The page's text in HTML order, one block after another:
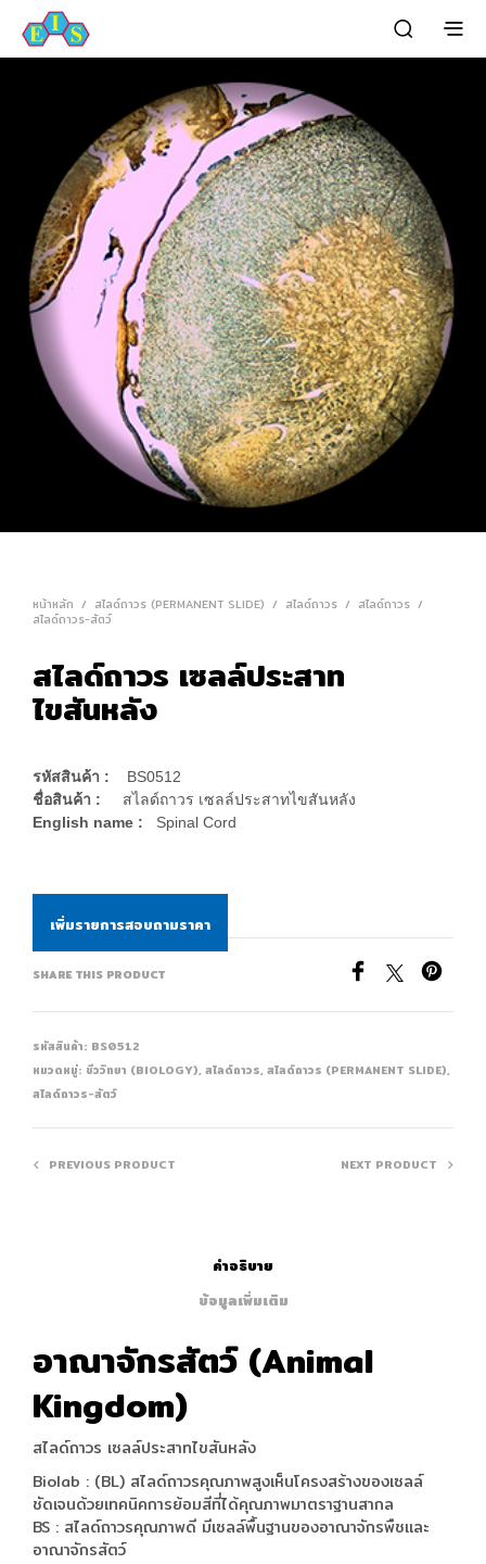
หน้าหลัก / สไลด์ถาวร (PERMANENT SLIDE) / สไลด์ถาวร / สไลด์ถาวร /
สไลด์ถาวร-สัตว์
สไลด์ถาวร เซลล์ประสาท
ไขสันหลัง
รหัสสินค้า : BS0512
ชื่อสินค้า : สไลด์ถาวร เซลล์ประสาทไขสันหลัง
English name :
Spinal Cord
เพิ่มรายการสอบถามราคา
SHARE THIS PRODUCT
รหัสสินค้า: BS0512
หมวดหมู่: ชีววิทยา (BIOLOGY),สไลด์ถาวร,สไลด์ถาวร (PERMANENT SLIDE),
สไลด์ถาวร-สัตว์
PREVIOUS PRODUCT NEXT PRODUCT
คำอธิบาย
ข้อมูลเพิ่มเติม
อาณาจักรสัตว์ (Animal
Kingdom)
สไลด์ถาวร เซลล์ประสาทไขสันหลัง
Biolab : (BL) สไลด์ถาวรคุณภาพสูงเห็นโครงสร้างของเซลล์
ชัดเจนด้วยเทคนิคการย้อมสีที่ได้คุณภาพมาตราฐานสากล
BS : สไลด์ถาวรคุณภาพดี มีเซลล์พื้นฐานของอาณาจักรพืชและ
อาณาจักรสัตว์